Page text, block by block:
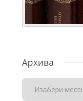
Архива